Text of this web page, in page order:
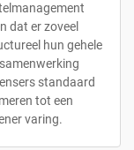
dat er zoveel
hun gehele
standaard
tot een
varing.